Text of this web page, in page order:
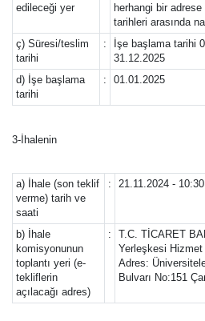
edileceği yer
herhangi bir
tarihleri arasında
ç) Süresi/teslim
tarihi
:
İşe başlama tarihi
31.12.2025
d) İşe başlama
tarihi
: 01.01.2025
3-İhalenin
a) İhale (son teklif
verme) tarih ve
saati
: 21.11.2024 - 10:30
b) İhale
komisyonunun
toplantı yeri (e-
tekliflerin
açılacağı adres)
:
T.C. TİCARET
Yerleşkesi
Adres:
Bulvarı No:151